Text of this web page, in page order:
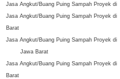
Jasa Angkut/Buang Puing Sampah Proyek di
Jasa Angkut/Buang Puing Sampah Proyek di
Barat
Jasa Angkut/Buang Puing Sampah Proyek di
Jawa Barat
Jasa Angkut/Buang Puing Sampah Proyek di
Barat